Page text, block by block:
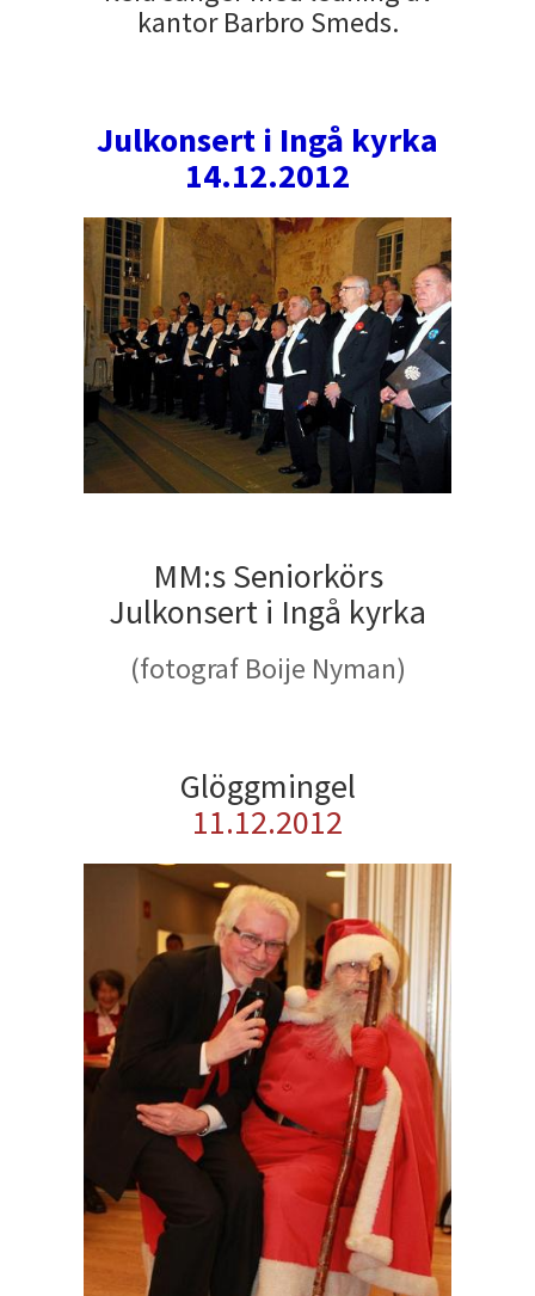
kantor Barbro Smeds.
Julkonsert i Ingå kyrka
14.12.2012
MM:s Seniorkörs
Julkonsert i Ingå kyrka
(fotograf Boije Nyman)
Glöggmingel
11.12.2012